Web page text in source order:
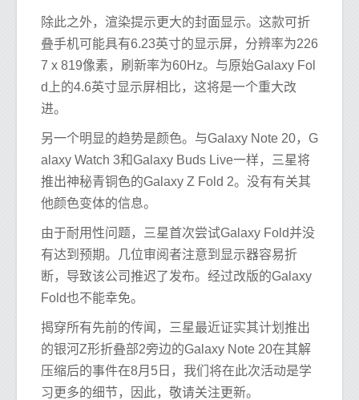
除此之外，渲染提示更大的封面显示。这款可折
叠手机可能具有6.23英寸的显示屏，分辨率为226
7 x 819像素，刷新率为60Hz。与原始Galaxy Fol
d上的4.6英寸显示屏相比，这将是一个重大改
进。
另一个明显的趋势是颜色。与Galaxy Note 20，G
alaxy Watch 3和Galaxy Buds Live一样，三星将
推出神秘青铜色的Galaxy Z Fold 2。没有有关其
他颜色变体的信息。
由于耐用性问题，三星首次尝试Galaxy Fold并没
有达到预期。几位审阅者注意到显示器容易折
断，导致该公司推迟了发布。经过改版的Galaxy
Fold也不能幸免。
揭穿所有先前的传闻，三星最近证实其计划推出
的银河Z形折叠部2旁边的Galaxy Note 20在其解
压缩后的事件在8月5日，我们将在此次活动是学
习更多的细节，因此，敬请关注更新。